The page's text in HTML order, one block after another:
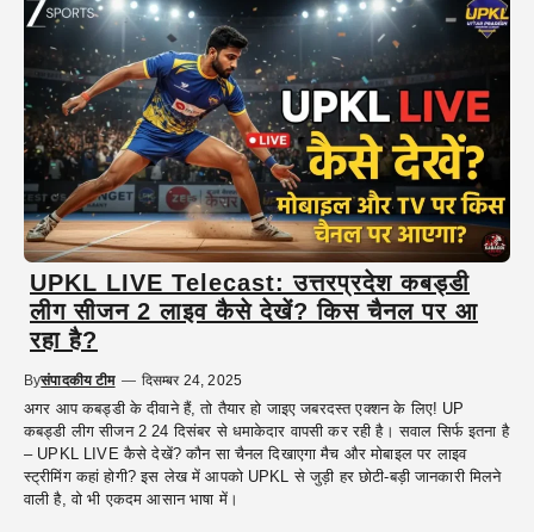
UPKL LIVE Telecast: उत्तरप्रदेश कबड्डी
लीग सीजन 2 लाइव कैसे देखें? किस चैनल पर आ
रहा है?
Byसंपादकीय टीम — दिसम्बर 24, 2025
अगर आप कबड्डी के दीवाने हैं, तो तैयार हो जाइए जबरदस्त एक्शन के लिए! UP
कबड्डी लीग सीजन 2 24 दिसंबर से धमाकेदार वापसी कर रही है। सवाल सिर्फ इतना है
– UPKL LIVE कैसे देखें? कौन सा चैनल दिखाएगा मैच और मोबाइल पर लाइव
स्ट्रीमिंग कहां होगी? इस लेख में आपको UPKL से जुड़ी हर छोटी-बड़ी जानकारी मिलने
वाली है, वो भी एकदम आसान भाषा में।